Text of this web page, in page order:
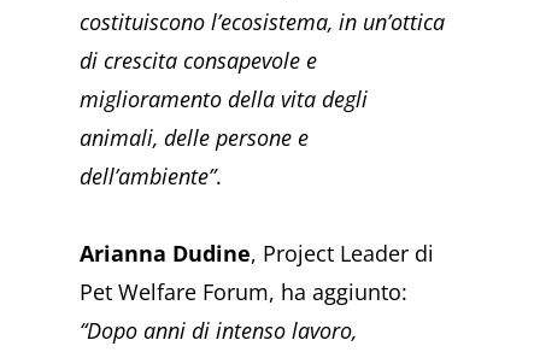
costituiscono l’ecosistema, in un’ottica
di crescita consapevole e
miglioramento della vita degli
animali, delle persone e
dell’ambiente”.
Arianna Dudine, Project Leader di
Pet Welfare Forum, ha aggiunto:
“Dopo anni di intenso lavoro,